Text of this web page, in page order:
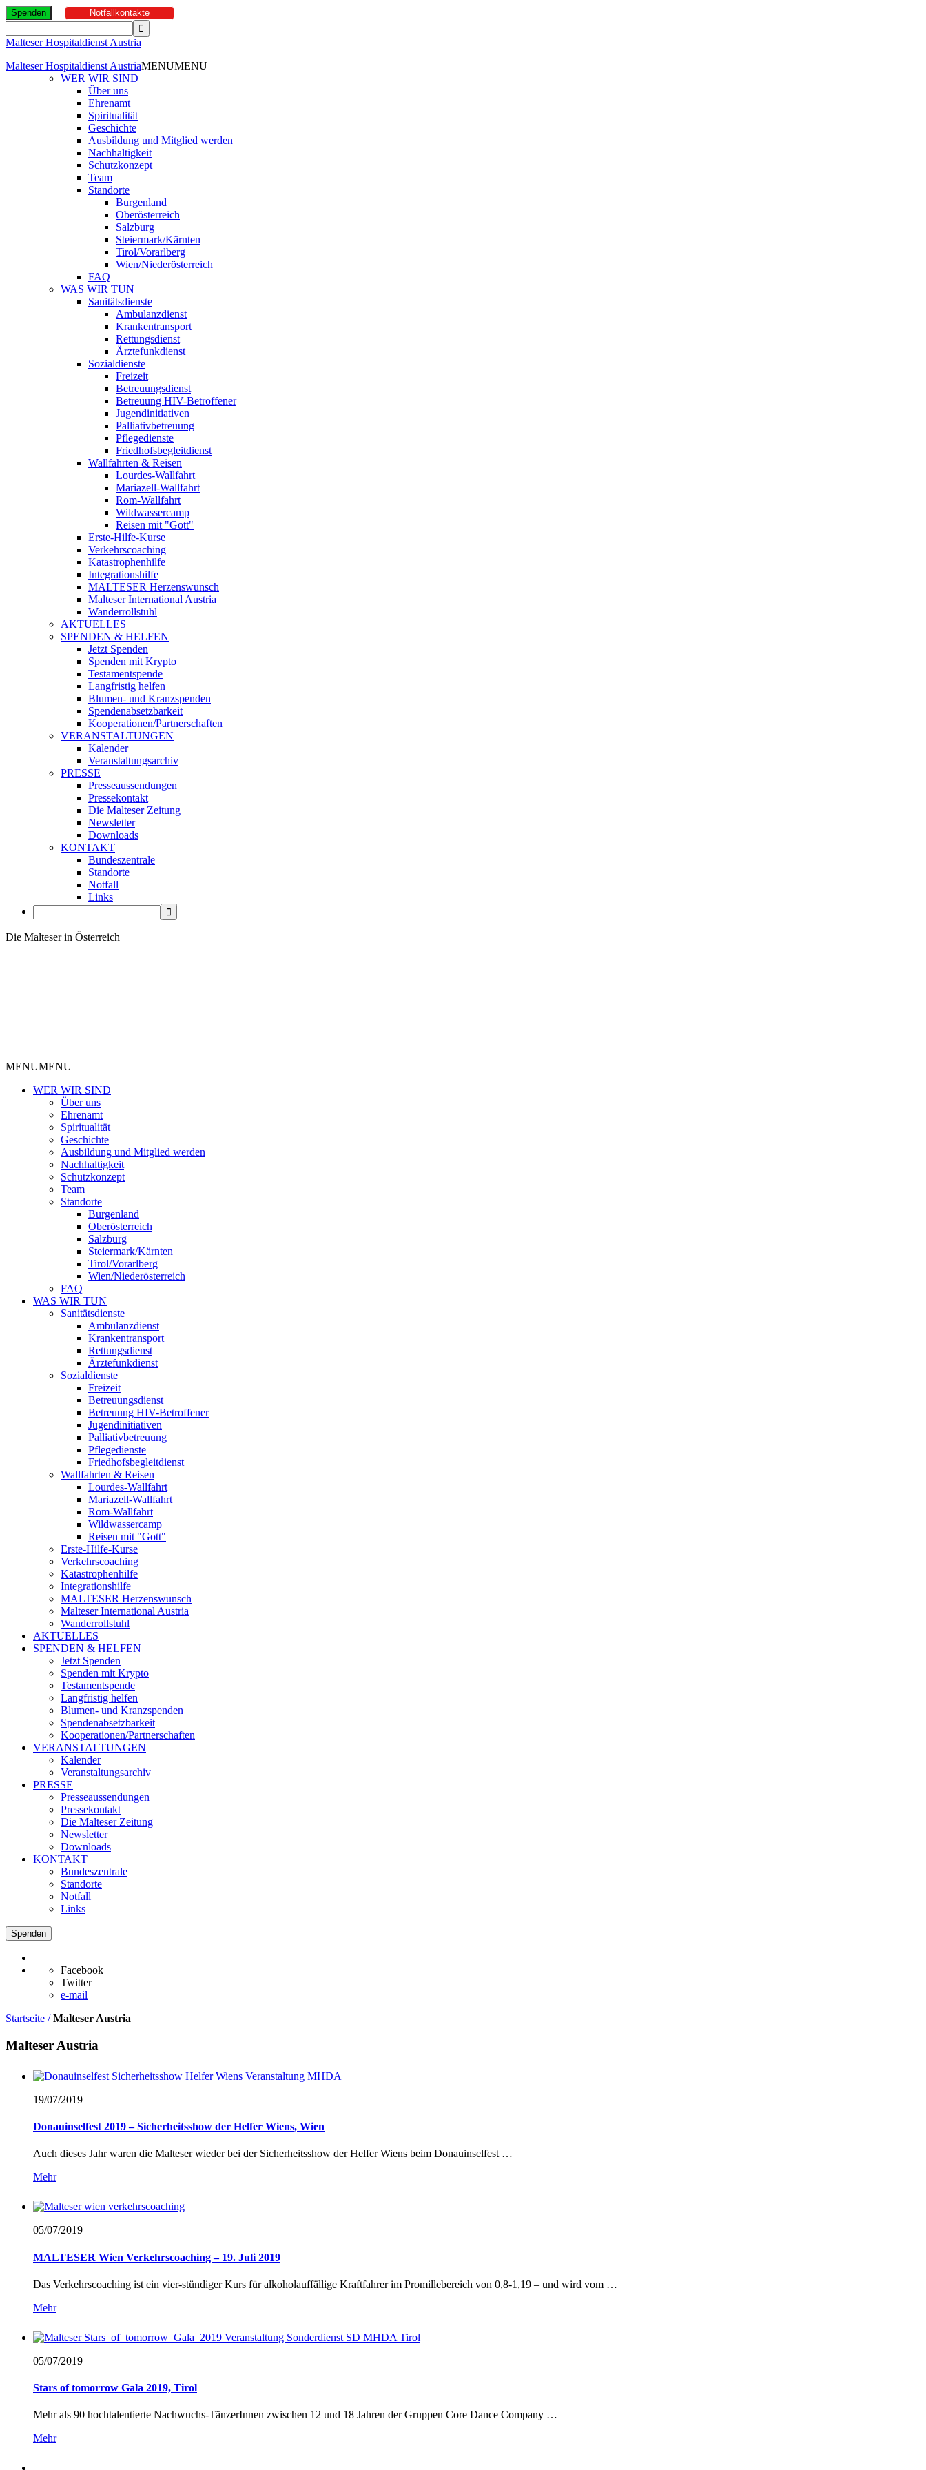
Spenden Notfallkontakte
Malteser Hospitaldienst Austria
Malteser Hospitaldienst AustriaMENUMENU
WER WIR SIND
Über uns
Ehrenamt
Spiritualität
Geschichte
Ausbildung und Mitglied werden
Nachhaltigkeit
Schutzkonzept
Team
Standorte
Burgenland
Oberösterreich
Salzburg
Steiermark/Kärnten
Tirol/Vorarlberg
Wien/Niederösterreich
FAQ
WAS WIR TUN
Sanitätsdienste
Ambulanzdienst
Krankentransport
Rettungsdienst
Ärztefunkdienst
Sozialdienste
Freizeit
Betreuungsdienst
Betreuung HIV-Betroffener
Jugendinitiativen
Palliativbetreuung
Pflegedienste
Friedhofsbegleitdienst
Wallfahrten & Reisen
Lourdes-Wallfahrt
Mariazell-Wallfahrt
Rom-Wallfahrt
Wildwassercamp
Reisen mit "Gott"
Erste-Hilfe-Kurse
Verkehrscoaching
Katastrophenhilfe
Integrationshilfe
MALTESER Herzenswunsch
Malteser International Austria
Wanderrollstuhl
AKTUELLES
SPENDEN & HELFEN
Jetzt Spenden
Spenden mit Krypto
Testamentspende
Langfristig helfen
Blumen- und Kranzspenden
Spendenabsetzbarkeit
Kooperationen/Partnerschaften
VERANSTALTUNGEN
Kalender
Veranstaltungsarchiv
PRESSE
Presseaussendungen
Pressekontakt
Die Malteser Zeitung
Newsletter
Downloads
KONTAKT
Bundeszentrale
Standorte
Notfall
Links
Die Malteser in Österreich
MENUMENU
WER WIR SIND
Über uns
Ehrenamt
Spiritualität
Geschichte
Ausbildung und Mitglied werden
Nachhaltigkeit
Schutzkonzept
Team
Standorte
Burgenland
Oberösterreich
Salzburg
Steiermark/Kärnten
Tirol/Vorarlberg
Wien/Niederösterreich
FAQ
WAS WIR TUN
Sanitätsdienste
Ambulanzdienst
Krankentransport
Rettungsdienst
Ärztefunkdienst
Sozialdienste
Freizeit
Betreuungsdienst
Betreuung HIV-Betroffener
Jugendinitiativen
Palliativbetreuung
Pflegedienste
Friedhofsbegleitdienst
Wallfahrten & Reisen
Lourdes-Wallfahrt
Mariazell-Wallfahrt
Rom-Wallfahrt
Wildwassercamp
Reisen mit "Gott"
Erste-Hilfe-Kurse
Verkehrscoaching
Katastrophenhilfe
Integrationshilfe
MALTESER Herzenswunsch
Malteser International Austria
Wanderrollstuhl
AKTUELLES
SPENDEN & HELFEN
Jetzt Spenden
Spenden mit Krypto
Testamentspende
Langfristig helfen
Blumen- und Kranzspenden
Spendenabsetzbarkeit
Kooperationen/Partnerschaften
VERANSTALTUNGEN
Kalender
Veranstaltungsarchiv
PRESSE
Presseaussendungen
Pressekontakt
Die Malteser Zeitung
Newsletter
Downloads
KONTAKT
Bundeszentrale
Standorte
Notfall
Links
Spenden
Facebook
Twitter
e-mail
Startseite / Malteser Austria
Malteser Austria
19/07/2019
Donauinselfest 2019 – Sicherheitsshow der Helfer Wiens, Wien
Auch dieses Jahr waren die Malteser wieder bei der Sicherheitsshow der Helfer Wiens beim Donauinselfest …
Mehr
05/07/2019
MALTESER Wien Verkehrscoaching – 19. Juli 2019
Das Verkehrscoaching ist ein vier-stündiger Kurs für alkoholauffällige Kraftfahrer im Promillebereich von 0,8-1,19 – und wird vom …
Mehr
05/07/2019
Stars of tomorrow Gala 2019, Tirol
Mehr als 90 hochtalentierte Nachwuchs-TänzerInnen zwischen 12 und 18 Jahren der Gruppen Core Dance Company …
Mehr